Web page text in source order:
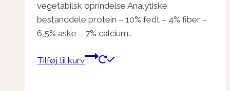
vegetabilsk oprindelse Analytiske
bestanddele protein – 10% fedt – 4% fiber –
6,5% aske – 7% calcium…
Tilføj til kurv